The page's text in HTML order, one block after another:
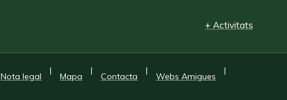
+ Activitats
Nota legal
|
Mapa
|
Contacta
|
Webs Amigues
|